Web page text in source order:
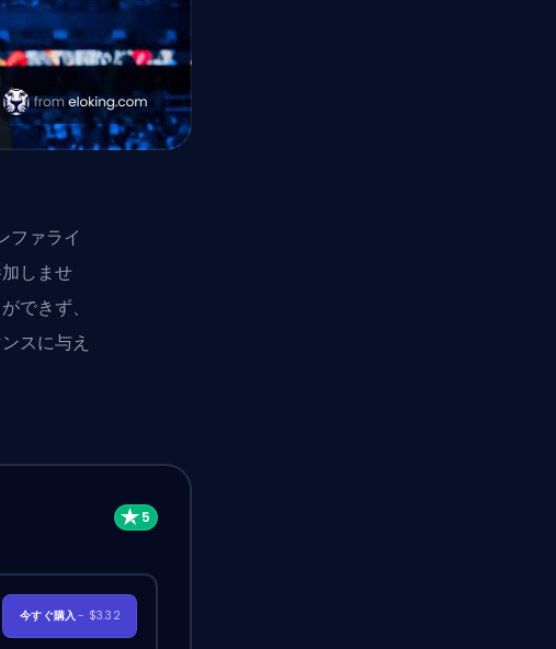
ファライ
しませ
できず、
スに与え
今すぐ購入- $3.32